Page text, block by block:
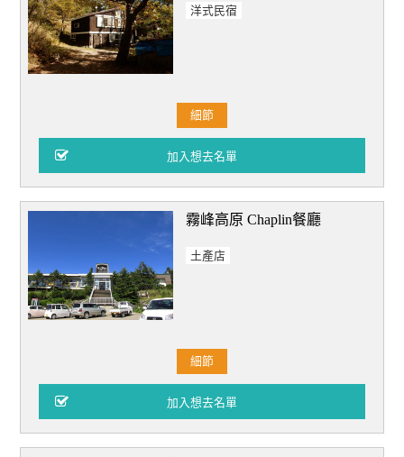
洋式民宿
細節
霧峰高原 Chaplin餐廳
土產店
細節